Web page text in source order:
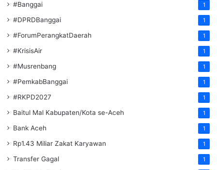
#Banggai 1
#DPRDBanggai 1
#ForumPerangkatDaerah 1
#KrisisAir 1
#Musrenbang 1
#PemkabBanggai 1
#RKPD2027 1
Baitul Mal Kabupaten/Kota se-Aceh 1
Bank Aceh 1
Rp1.43 Miliar Zakat Karyawan 1
Transfer Gagal 1